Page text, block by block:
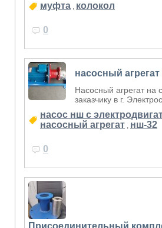
муфта , колокол
0
насосный агрегат
Насосный агрегат на
заказчику в г.
насос нш с
насосный агрегат , нш-32
0
Присоединительный